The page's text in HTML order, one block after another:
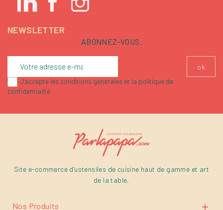
NEWSLETTER
ABONNEZ-VOUS.
J'accepte les conditions générales et la politique de
confidentialité
Site e-commerce d'ustensiles de cuisine haut de gamme et art
de la table.
Nos Produits 